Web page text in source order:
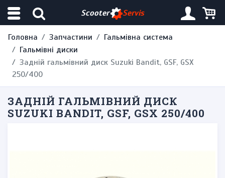
Scooter Servis
Головна Запчастини
Гальмівна система
Гальмівні диски
Задній гальмівний диск Suzuki Bandit, GSF, GSX
250/400
ЗАДНІЙ ГАЛЬМІВНИЙ ДИСК
SUZUKI BANDIT, GSF, GSX 250/400